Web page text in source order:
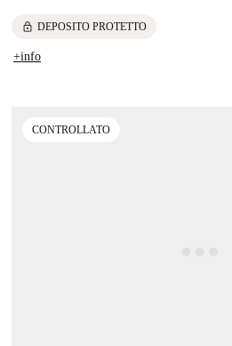
lock DEPOSITO PROTETTO
+info
CONTROLLATO